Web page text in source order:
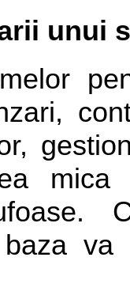
unui
va